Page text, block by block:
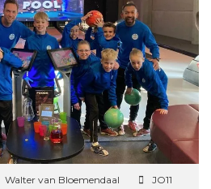
Walter van Bloemendaal
JO11